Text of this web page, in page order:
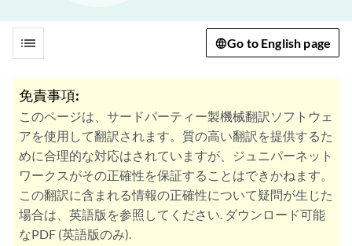
list Go to English page
免責事項:
このページは、サードパーティー製機械翻訳ソフトウェ
アを使用して翻訳されます。質の高い翻訳を提供するた
めに合理的な対応はされていますが、ジュニパーネット
ワークスがその正確性を保証することはできかねます。
この翻訳に含まれる情報の正確性について疑問が生じた
場合は、英語版を参照してください. ダウンロード可能
なPDF (英語版のみ).